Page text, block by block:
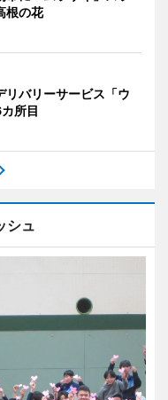
根の花
リバリーサービス「ウ
所目
シュ